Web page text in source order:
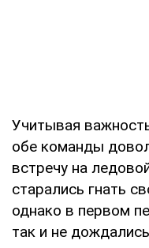
Учитывая
обе команды
встречу на
старались гнать
однако в первом
так и не